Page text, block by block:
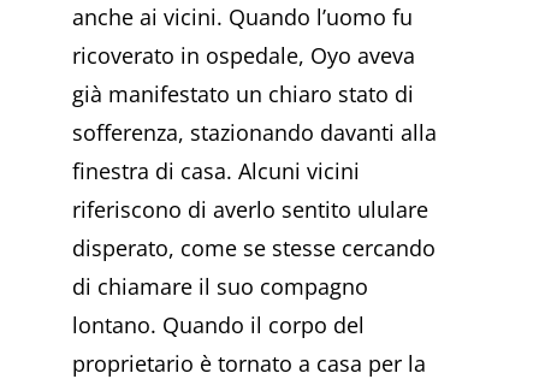
anche ai vicini. Quando l’uomo fu
ricoverato in ospedale, Oyo aveva
già manifestato un chiaro stato di
sofferenza, stazionando davanti alla
finestra di casa. Alcuni vicini
riferiscono di averlo sentito ululare
disperato, come se stesse cercando
di chiamare il suo compagno
lontano. Quando il corpo del
proprietario è tornato a casa per la